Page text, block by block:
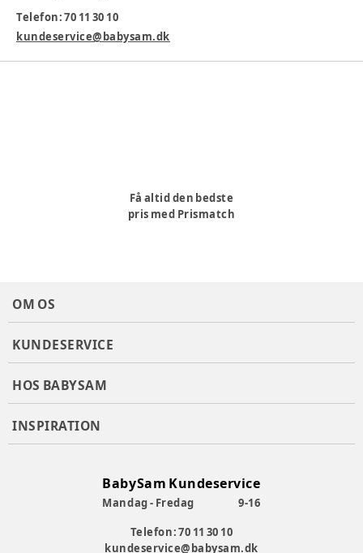
Telefon: 70 11 30 10
kundeservice@babysam.dk
Få altid den bedste
pris med Prismatch
OM OS
KUNDESERVICE
HOS BABYSAM
INSPIRATION
BabySam Kundeservice
Mandag - Fredag
9-16
Telefon: 70 11 30 10
kundeservice@babysam.dk